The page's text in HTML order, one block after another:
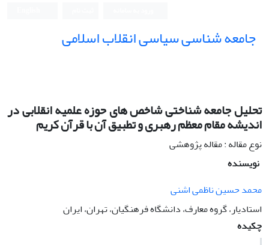
جامعه شناسی سیاسی انقلاب اسلامی
تحلیل جامعه شناختی شاخص های حوزه علمیه انقلابی در
اندیشه مقام معظم رهبری و تطبیق آن با قرآن کریم
نوع مقاله : مقاله پژوهشی
نویسنده
محمد حسین ناظمی اشنی
استادیار، گروه معارف، دانشگاه فرهنگیان، تهران، ایران
چکیده